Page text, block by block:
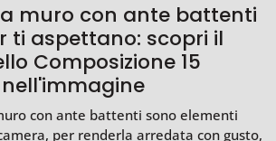
muro con ante battenti
ti aspettano: scopri il
Composizione 15
nell'immagine
con ante battenti sono elementi
per renderla arredata con gusto,